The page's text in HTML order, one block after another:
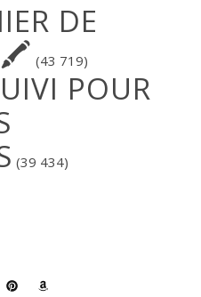
DE
🖍 (43 719)
POUR
(39 434)